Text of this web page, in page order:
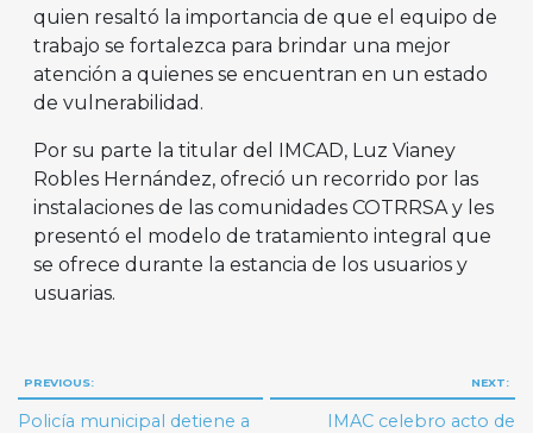
quien resaltó la importancia de que el equipo de
trabajo se fortalezca para brindar una mejor
atención a quienes se encuentran en un estado
de vulnerabilidad.
Por su parte la titular del IMCAD, Luz Vianey
Robles Hernández, ofreció un recorrido por las
instalaciones de las comunidades COTRRSA y les
presentó el modelo de tratamiento integral que
se ofrece durante la estancia de los usuarios y
usuarias.
Navegación
de
PREVIOUS:
Policía municipal detiene a
NEXT:
IMAC celebro acto de